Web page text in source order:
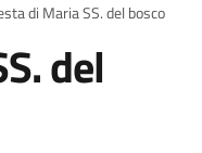
di Maria SS. del bosco
del